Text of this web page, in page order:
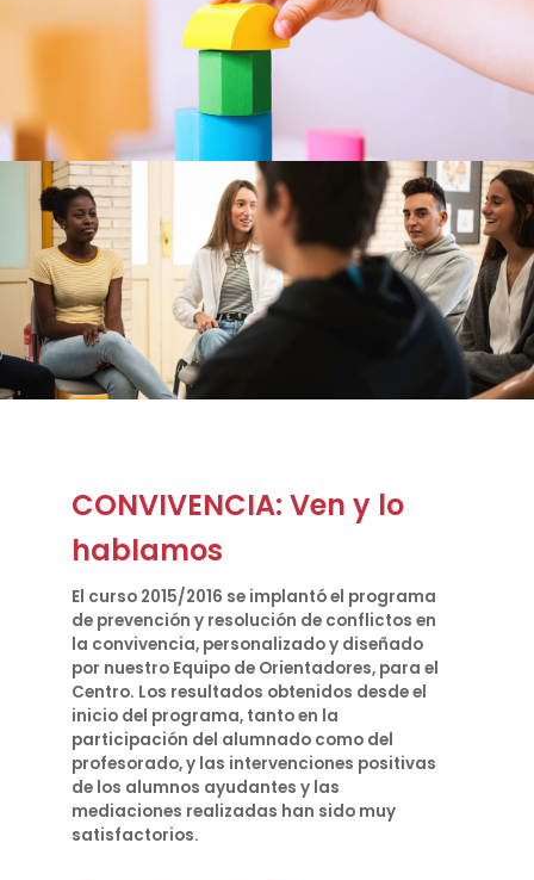
CONVIVENCIA: Ven y lo
hablamos
El curso 2015/2016 se implantó el programa
de prevención y resolución de conflictos en
la convivencia, personalizado y diseñado
por nuestro Equipo de Orientadores, para el
Centro. Los resultados obtenidos desde el
inicio del programa, tanto en la
participación del alumnado como del
profesorado, y las intervenciones positivas
de los alumnos ayudantes y las
mediaciones realizadas han sido muy
satisfactorios.